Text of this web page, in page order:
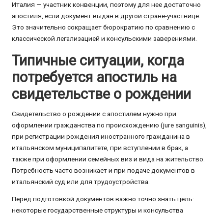
Италия — участник конвенции, поэтому для нее достаточно
апостиля, если документ выдан в другой стране-участнице.
Это значительно сокращает бюрократию по сравнению с
классической легализацией и консульскими заверениями.
Типичные ситуации, когда
потребуется апостиль на
свидетельстве о рождении
Свидетельство о рождении с апостилем нужно при
оформлении гражданства по происхождению (jure sanguinis),
при регистрации рождения иностранного гражданина в
итальянском муниципалитете, при вступлении в брак, а
также при оформлении семейных виз и вида на жительство.
Потребность часто возникает и при подаче документов в
итальянский суд или для трудоустройства.
Перед подготовкой документов важно точно знать цель:
некоторые государственные структуры и консульства